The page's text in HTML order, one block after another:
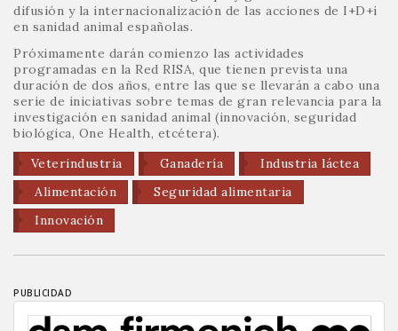
difusión y la internacionalización de las acciones de I+D+i
en sanidad animal españolas.
Próximamente darán comienzo las actividades
programadas en la Red RISA, que tienen prevista una
duración de dos años, entre las que se llevarán a cabo una
serie de iniciativas sobre temas de gran relevancia para la
investigación en sanidad animal (innovación, seguridad
biológica, One Health, etcétera).
Veterindustria
Ganadería
Industria láctea
Alimentación
Seguridad alimentaria
Innovación
PUBLICIDAD